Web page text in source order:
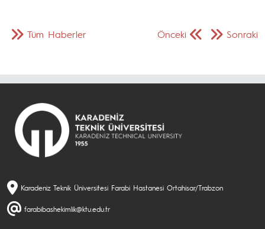
Önceki Sonraki
Tüm Haberler
Karadeniz Teknik Üniversitesi Farabi Hastanesi Ortahisar/Trabzon
farabibashekimlik@ktu.edu.tr